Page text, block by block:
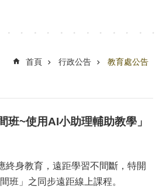
首頁 行政公告 教育處公告
~使用AI小助理輔助教學」
終身教育，遠距學習不間斷，特開
班」之同步遠距線上課程。